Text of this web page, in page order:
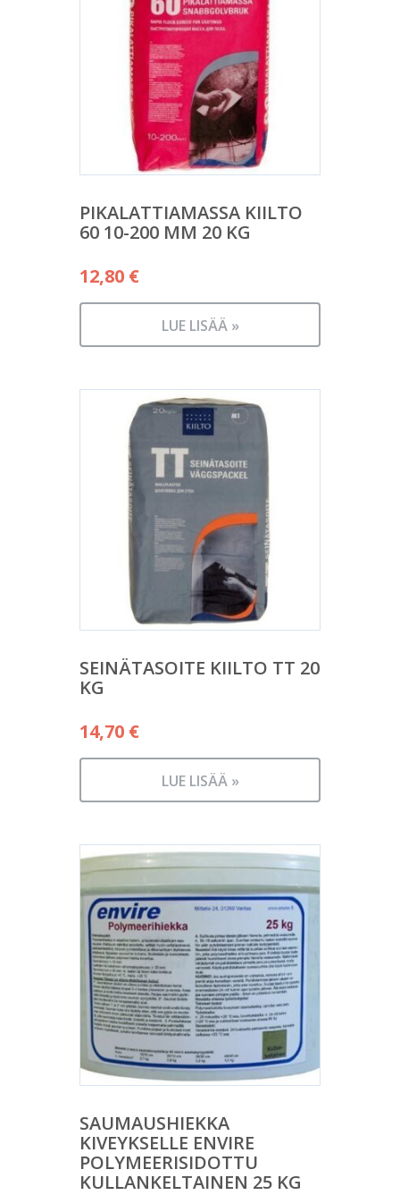
PIKALATTIAMASSA KIILTO
60 10-200 MM 20 KG
12,80 €
LUE LISÄÄ »
SEINÄTASOITE KIILTO TT 20
KG
14,70 €
LUE LISÄÄ »
SAUMAUSHIEKKA
KIVEYKSELLE ENVIRE
POLYMEERISIDOTTU
KULLANKELTAINEN 25 KG